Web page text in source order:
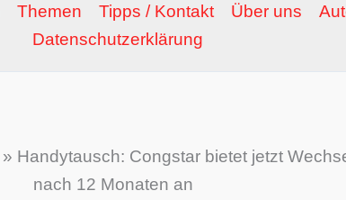
Themen Tipps / Kontakt Über uns
Datenschutzerklärung
» Handytausch: Congstar bietet jetzt
nach 12 Monaten an